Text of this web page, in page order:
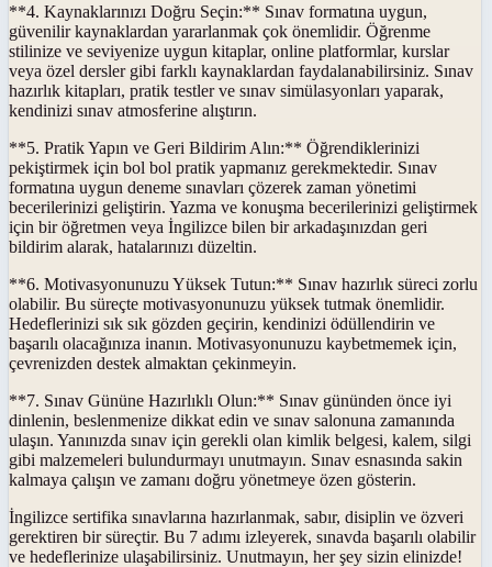
**4. Kaynaklarınızı Doğru Seçin:** Sınav formatına uygun,
güvenilir kaynaklardan yararlanmak çok önemlidir. Öğrenme
stilinize ve seviyenize uygun kitaplar, online platformlar, kurslar
veya özel dersler gibi farklı kaynaklardan faydalanabilirsiniz. Sınav
hazırlık kitapları, pratik testler ve sınav simülasyonları yaparak,
kendinizi sınav atmosferine alıştırın.
**5. Pratik Yapın ve Geri Bildirim Alın:** Öğrendiklerinizi
pekiştirmek için bol bol pratik yapmanız gerekmektedir. Sınav
formatına uygun deneme sınavları çözerek zaman yönetimi
becerilerinizi geliştirin. Yazma ve konuşma becerilerinizi geliştirmek
için bir öğretmen veya İngilizce bilen bir arkadaşınızdan geri
bildirim alarak, hatalarınızı düzeltin.
**6. Motivasyonunuzu Yüksek Tutun:** Sınav hazırlık süreci zorlu
olabilir. Bu süreçte motivasyonunuzu yüksek tutmak önemlidir.
Hedeflerinizi sık sık gözden geçirin, kendinizi ödüllendirin ve
başarılı olacağınıza inanın. Motivasyonunuzu kaybetmemek için,
çevrenizden destek almaktan çekinmeyin.
**7. Sınav Gününe Hazırlıklı Olun:** Sınav gününden önce iyi
dinlenin, beslenmenize dikkat edin ve sınav salonuna zamanında
ulaşın. Yanınızda sınav için gerekli olan kimlik belgesi, kalem, silgi
gibi malzemeleri bulundurmayı unutmayın. Sınav esnasında sakin
kalmaya çalışın ve zamanı doğru yönetmeye özen gösterin.
İngilizce sertifika sınavlarına hazırlanmak, sabır, disiplin ve özveri
gerektiren bir süreçtir. Bu 7 adımı izleyerek, sınavda başarılı olabilir
ve hedeflerinize ulaşabilirsiniz. Unutmayın, her şey sizin elinizde!